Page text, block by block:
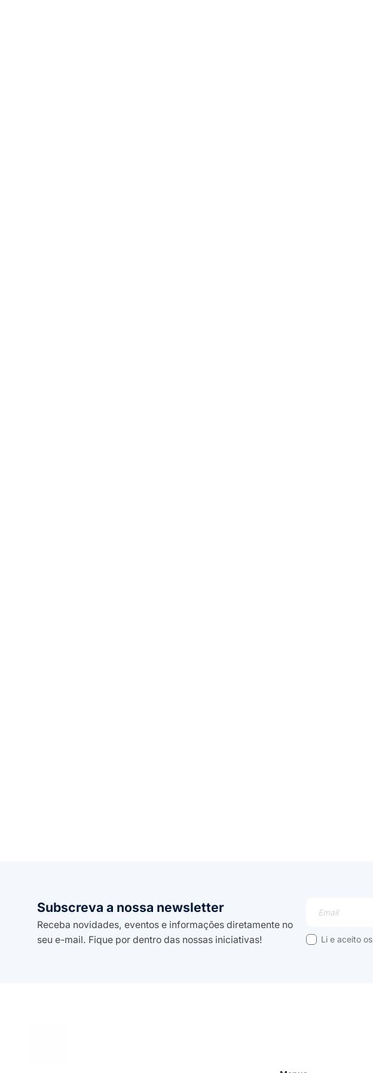
Subscreva a nossa newsletter
Receba novidades, eventos e informações diretamente no
seu e-mail. Fique por dentro das nossas iniciativas!
Li e aceito os